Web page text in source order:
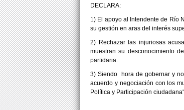
DECLARA:
1) El apoyo al Intendente de Río
su gestión en aras del interés
2) Rechazar las injuriosas
muestran su desconocimiento
partidaria.
3) Siendo hora de gobernar y
acuerdo y negociación con los
Política y Participación ciudadana".